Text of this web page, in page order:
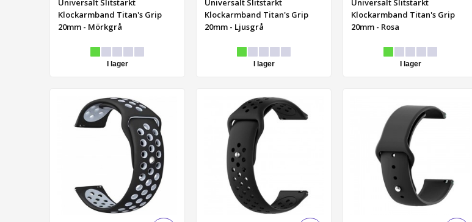
iPhone 13
iPhone 13 Mini
iPhone 12 Pro Max
iPhone SE (2020)
iPhone 11 Pro Max
iPhone 11 Pro
Universalt Slitstarkt
Klockarmband Titan's Grip
20mm - Mörkgrå
I lager
Universalt Slitstarkt
Klockarmband Titan's Grip
20mm - Ljusgrå
I lager
Universalt Slitstarkt
Klockarmband Titan's Grip
20mm - Rosa
I lager